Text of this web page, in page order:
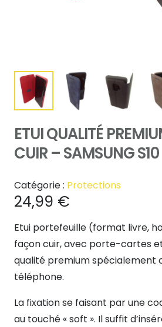
ETUI QUALITÉ
CUIR – SAMSUNG S10
Catégorie : Protections
24,99 €
Etui portefeuille (format livre,
façon cuir, avec porte-cartes
qualité premium spécialement
téléphone.
La fixation se faisant par une
au touché « soft ». Il suffit